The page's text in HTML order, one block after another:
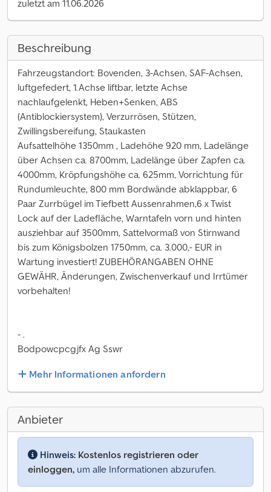
zuletzt am 11.06.2026
Beschreibung
Fahrzeugstandort: Bovenden, 3-Achsen, SAF-Achsen,
luftgefedert, 1.Achse liftbar, letzte Achse
nachlaufgelenkt, Heben+Senken, ABS
(Antiblockiersystem), Verzurrösen, Stützen,
Zwillingsbereifung, Staukasten
Aufsattelhöhe 1350mm , Ladehöhe 920 mm, Ladelänge
über Achsen ca. 8700mm, Ladelänge über Zapfen ca.
4000mm, Kröpfungshöhe ca. 625mm, Vorrichtung für
Rundumleuchte, 800 mm Bordwände abklappbar, 6
Paar Zurrbügel im Tiefbett Aussenrahmen,6 x Twist
Lock auf der Ladefläche, Warntafeln vorn und hinten
ausziehbar auf 3500mm, Sattelvormaß von Stirnwand
bis zum Königsbolzen 1750mm, ca. 3.000,- EUR in
Wartung investiert! ZUBEHÖRANGABEN OHNE
GEWÄHR, Änderungen, Zwischenverkauf und Irrtümer
vorbehalten!
- .
Bodpowcpcgjfx Ag Sswr
Mehr Informationen anfordern
Anbieter
Hinweis: Kostenlos registrieren oder
einloggen, um alle Informationen abzurufen.